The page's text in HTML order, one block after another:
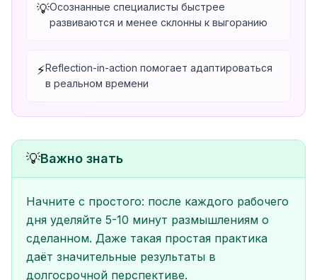
💡Осознанные специалисты быстрее
развиваются и менее склонны к выгоранию
⚡Reflection-in-action помогает адаптироваться
в реальном времени
💡Важно знать
Начните с простого: после каждого рабочего
дня уделяйте 5-10 минут размышлениям о
сделанном. Даже такая простая практика
даёт значительные результаты в
долгосрочной перспективе.